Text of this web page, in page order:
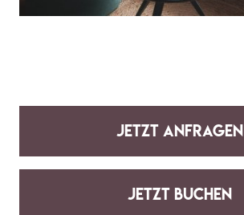
jetzt anfragen
jetzt buchen